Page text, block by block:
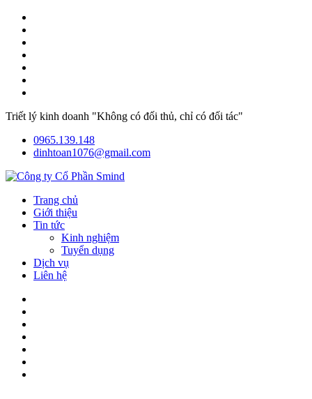
Triết lý kinh doanh "Không có đối thủ, chỉ có đối tác"
0965.139.148
dinhtoan1076@gmail.com
Trang chủ
Giới thiệu
Tin tức
Kinh nghiệm
Tuyển dụng
Dịch vụ
Liên hệ